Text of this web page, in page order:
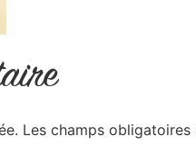
Les champs